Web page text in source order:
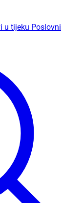
u tijeku Poslovni